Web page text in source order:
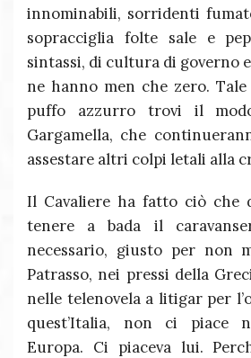
innominabili, sorridenti
sopracciglia folte sale e
sintassi, di cultura di governo
ne hanno men che zero.
puffo azzurro trovi il
Gargamella, che
assestare altri colpi letali alla
Il Cavaliere ha fatto ciò che
tenere a bada il
necessario, giusto per non
Patrasso, nei pressi della
nelle telenovela a litigar per
quest’Italia, non ci piace
Europa. Ci piaceva lui.